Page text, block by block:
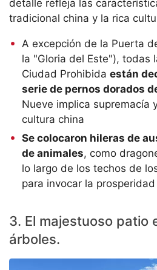
detalle refleja las
tradicional china y la rica
A excepción de la Puerta
la "Gloria del Este"), todas
Ciudad Prohibidaestán
serie de pernos dorados
Nueve implica supremacía
cultura china
Se colocaron hileras de
de animales, como
lo largo de los techos de
para invocar la
3. El majestuoso patio
árboles.